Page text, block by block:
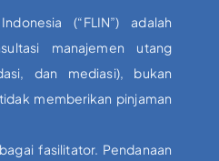
(“FLIN”) adalah
manajemen utang
dan mediasi), bukan
memberikan pinjaman
fasilitator. Pendanaan